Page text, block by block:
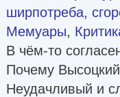
ширпотреба,
Мемуары,
В чём-то
Почему
Неудачливый и